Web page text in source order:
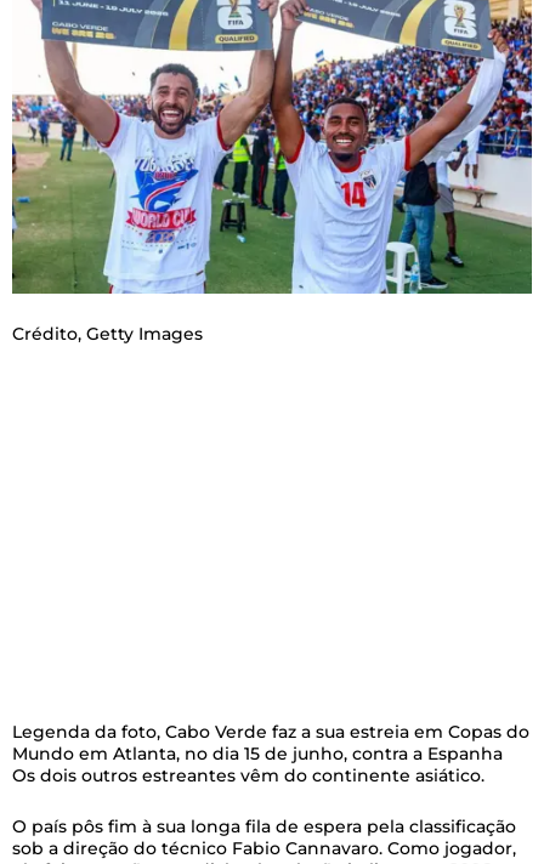
Crédito, Getty Images
Legenda da foto, Cabo Verde faz a sua estreia em Copas do
Mundo em Atlanta, no dia 15 de junho, contra a Espanha
Os dois outros estreantes vêm do continente asiático.
O país pôs fim à sua longa fila de espera pela classificação
sob a direção do técnico Fabio Cannavaro. Como jogador,